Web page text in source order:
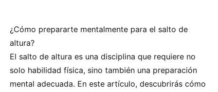
¿Cómo prepararte mentalmente para el salto de
altura?
El salto de altura es una disciplina que requiere no
solo habilidad física, sino también una preparación
mental adecuada. En este artículo, descubrirás cómo